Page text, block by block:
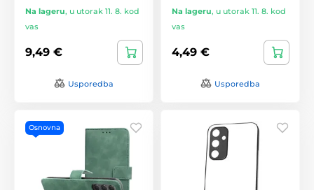
Na lageru, u utorak 11. 8. kod
vas
9,49 €
Usporedba
Na lageru, u utorak 11. 8. kod
vas
4,49 €
Usporedba
Osnovna